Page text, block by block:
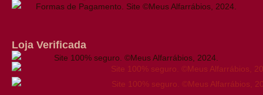
Loja Verificada